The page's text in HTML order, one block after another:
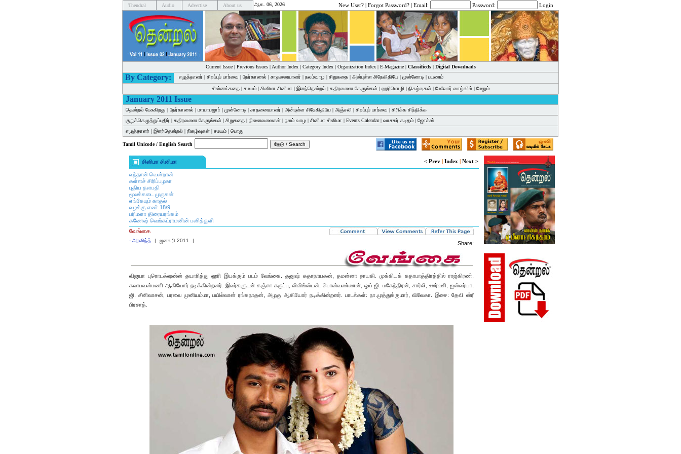
Thendral Audio Advertise About us ஆக. 06, 2026 New User? | Forgot Password? | Email: Password: Login
Current Issue| Previous Issues| Author Index| Category Index| Organization Index| E-Magazine| Classifieds| Digital Downloads
By Category: எழுத்தாளர் | சிறப்புப் பார்வை | நேர்காணல் | சாதனையாளர் | நலம்வாழ | சிறுகதை | அன்புள்ள சிநேகிதியே | முன்னோடி | பயணம்
சின்னக்கதை | சமயம் | சினிமா சினிமா | இளந்தென்றல் | கதிரவனை கேளுங்கள் | ஹரிமொழி | நிகழ்வுகள் | மேலோர் வாழ்வில் | மேலும்
January 2011 Issue
தென்றல் பேசுகிறது | நேர்காணல் | மாயாபஜார் | முன்னோடி | சாதனையாளர் | அன்புள்ள சிநேகிதியே | அஞ்சலி | சிறப்புப் பார்வை | சிரிக்க சிந்திக்க
குறுக்கெழுத்துப்புதிர் | கதிரவனை கேளுங்கள் | சிறுகதை | நினைவலைகள் | நலம் வாழ | சினிமா சினிமா | Events Calendar| வாசகர் கடிதம் | ஜோக்ஸ்
எழுத்தாளர் | இளந்தென்றல் | நிகழ்வுகள் | சமயம் | பொது
Tamil Unicode / English Search
சினிமா சினிமா < Prev | Index | Next >
வந்தான் வென்றான்
கள்ளச் சிரிப்பழகா
புதிய தளபதி
மூலக்கடை முருகன்
எங்கேயும் காதல்
வழக்கு எண் 18/9
பரிமளா திரையரங்கம்
கணேஷ் வெங்கட்ராமனின் பனித்துளி
வேங்கை
- அரவிந்த் | ஜனவரி 2011 | Share:
விஜயா புரொடக்‌ஷன்ஸ் தயாரித்து ஹரி இயக்கும் படம் வேங்கை. தனுஷ் கதாநாயகன், தமன்னா நாயகி. முக்கியக் கதாபாத்திரத்தில் ராஜ்கிரண்,
கலாபவன்மணி ஆகியோர் நடிக்கின்றனர். இவர்களுடன் கஞ்சா கருப்பு, லிவிங்ஸ்டன், பொன்வண்ணன், ஒய்.ஜி. மகேந்திரன், சார்லி, ஊர்வசி, ஐஸ்வர்யா,
ஜி. சீனிவாசன், பரவை முனியம்மா, பயில்வான் ரங்கநாதன், அழகு ஆகியோர் நடிக்கின்றனர். பாடல்கள்: நா.முத்துக்குமார், விவேகா. இசை: தேவி ஸ்ரீ
பிரசாத்.